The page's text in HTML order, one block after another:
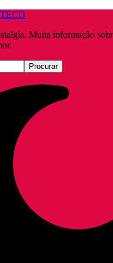
Muita informação